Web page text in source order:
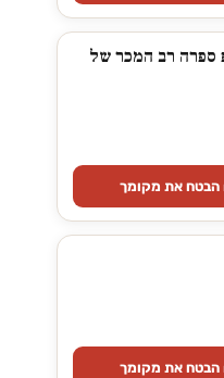
ספרה רב המכר של
הבטח את מקומך
הבטח את מקומך